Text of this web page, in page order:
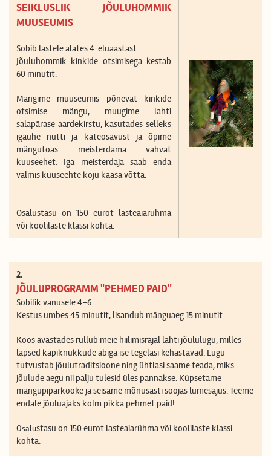
SEIKLUSLIK JÕULUHOMMIK
MUUSEUMIS
Sobib lastele alates 4. eluaastast.
Jõuluhommik kinkide otsimisega kestab
60 minutit.
Mängime muuseumis põnevat kinkide
otsimise mängu, muugime lahti
salapärase aardekirstu, kasutades selleks
igaühe nutti ja käteosavust ja õpime
mängutoas meisterdama vahvat
kuuseehet. Iga meisterdaja saab enda
valmis kuuseehte koju kaasa võtta.
Osalustasu on 150 eurot lasteaiarühma
või koolilaste klassi kohta.
2.
JÕULUPROGRAMM "PEHMED PAID"
Sobilik vanusele 4–6
Kestus umbes 45 minutit, lisandub mänguaeg 15 minutit.
Koos avastades rullub meie hiilimisrajal lahti jõululugu, milles
lapsed käpiknukkude abiga ise tegelasi kehastavad. Lugu
tutvustab jõulutraditsioone ning ühtlasi saame teada, miks
jõulude aegu nii palju tulesid üles pannakse. Küpsetame
mängupiparkooke ja seisame mõnusasti soojas lumesajus. Teeme
endale jõuluajaks kolm pikka pehmet paid!
Osalustasu on 150 eurot lasteaiarühma või koolilaste klassi
kohta.